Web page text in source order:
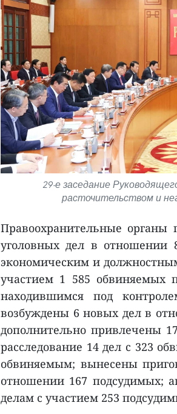
29-е заседание
расточительством и
Правоохранительные органы
уголовных дел в отношении
экономическим и
участием 1 585 обвиняемых
находившимся под
возбуждены 6 новых дел в
дополнительно привлечены
расследование 14 дел с 323
обвиняемым; вынесены
отношении 167 подсудимых;
делам с участием 253